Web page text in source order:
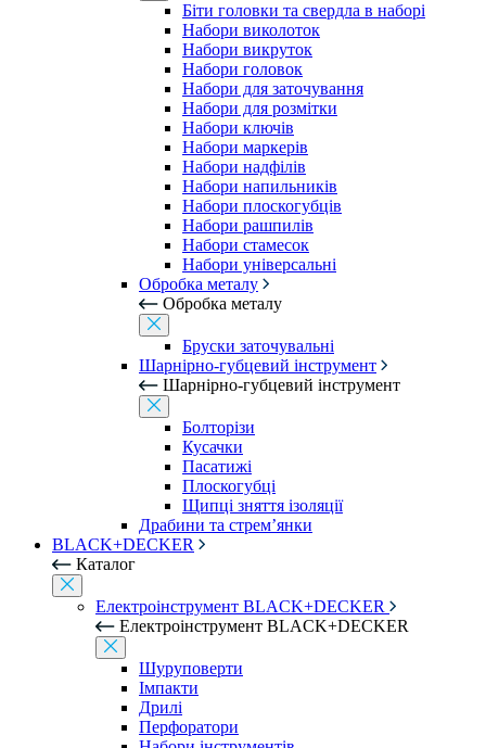
Біти головки та свердла в наборі
Набори виколоток
Набори викруток
Набори головок
Набори для заточування
Набори для розмітки
Набори ключів
Набори маркерів
Набори надфілів
Набори напильників
Набори плоскогубців
Набори рашпилів
Набори стамесок
Набори універсальні
Обробка металу
Обробка металу
Бруски заточувальні
Шарнірно-губцевий інструмент
Шарнірно-губцевий інструмент
Болторізи
Кусачки
Пасатижі
Плоскогубці
Щипці зняття ізоляції
Драбини та стрем’янки
BLACK+DECKER
Каталог
Електроінструмент BLACK+DECKER
Електроінструмент BLACK+DECKER
Шуруповерти
Імпакти
Дрилі
Перфоратори